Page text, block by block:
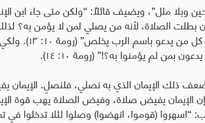
وبلا ملل”، ويضيف قائلاً: “ولكن متى جاء ابن
بطلت الصلاة، لأنه من يصلي لمن لا يؤمن به؟
الرسول بولس على الصلاة
بمن لم يؤمنوا به؟!” (رومة ١٠: ١٤).
ذلك الإيمان الذي به نصلي، فلنصلِ. الإيمان
الإيمان يفيض صلاة، وفيض الصلاة يهب قوة
“اسهروا (قوموا، انهضوا) وصلوا لئلا تدخلوا في